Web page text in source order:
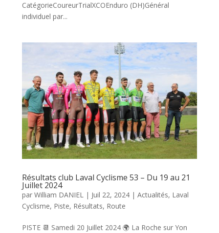
CatégorieCoureurTrialXCOEnduro (DH)Général
individuel par...
Résultats club Laval Cyclisme 53 – Du 19 au 21
Juillet 2024
par William DANIEL| Juil 22, 2024| Actualités, Laval
Cyclisme, Piste, Résultats, Route
PISTE 📆 Samedi 20 Juillet 2024 🌍 La Roche sur Yon